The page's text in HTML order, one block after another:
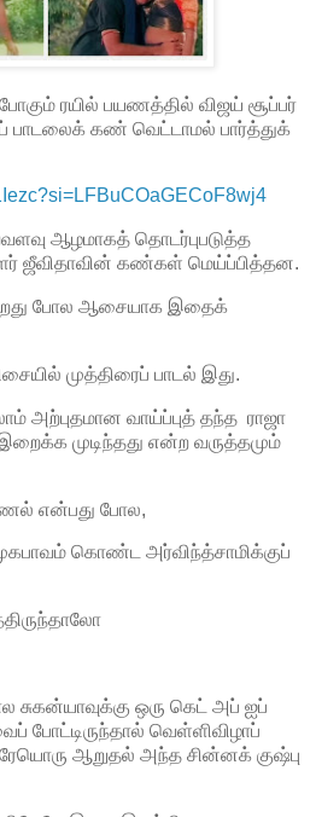
ரயில் பயணத்தில் விஜய் சூப்பர்
பாடலைக் கண் வெட்டாமல் பார்த்துக்
ஆழமாகத் தொடர்புபடுத்த
ஜீவிதாவின் கண்கள் மெய்ப்பித்தன.
போல ஆசையாக இதைக்
முத்திரைப் பாடல் இது.
அற்புதமான வாய்ப்புத் தந்த ராஜா
முடிந்தது என்ற வருத்தமும்
என்பது போல,
கொண்ட அர்விந்த்சாமிக்குப்
ஒரு கெட் அப் ஐப்
போட்டிருந்தால் வெள்ளிவிழாப்
ஆறுதல் அந்த சின்னக் குஷ்பு